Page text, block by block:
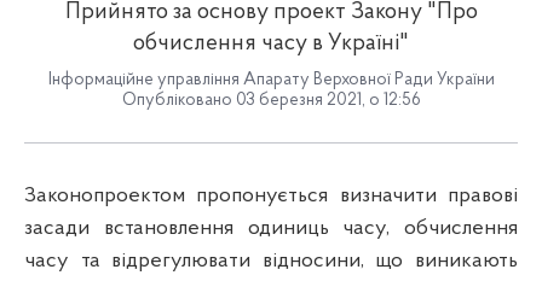
Прийнято за основу проект Закону "Про
обчислення часу в Україні"
Інформаційне управління Апарату Верховної Ради України
Опубліковано 03 березня 2021, о 12:56
Законопроектом пропонується визначити правові
засади встановлення одиниць часу, обчислення
часу та відрегулювати відносини, що виникають